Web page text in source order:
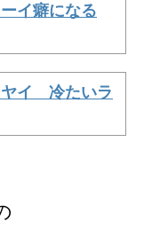
イ癖になる
イ 冷たいラ